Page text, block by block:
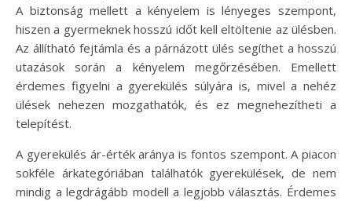
A biztonság mellett a kényelem is lényeges szempont,
hiszen a gyermeknek hosszú időt kell eltöltenie az ülésben.
Az állítható fejtámla és a párnázott ülés segíthet a hosszú
utazások során a kényelem megőrzésében. Emellett
érdemes figyelni a gyerekülés súlyára is, mivel a nehéz
ülések nehezen mozgathatók, és ez megnehezítheti a
telepítést.
A gyerekülés ár-érték aránya is fontos szempont. A piacon
sokféle árkategóriában találhatók gyerekülések, de nem
mindig a legdrágább modell a legjobb választás. Érdemes